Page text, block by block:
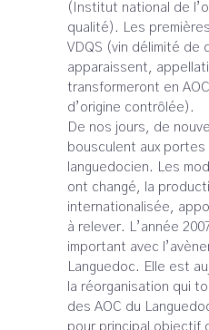
(Institut national de
qualité). Les
VDQS (vin délimité de
apparaissent,
transformeront en
d’origine contrôlée).
De nos jours, de
bousculent aux portes
languedocien. Les
ont changé, la
internationalisée,
à relever. L’année
important avec
Languedoc. Elle est
la réorganisation qui
des AOC du
pour principal objectif